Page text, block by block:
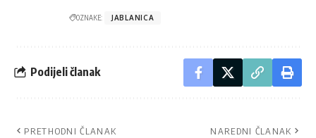
OZNAKE: JABLANICA
Podijeli članak
PRETHODNI ČLANAK NAREDNI ČLANAK